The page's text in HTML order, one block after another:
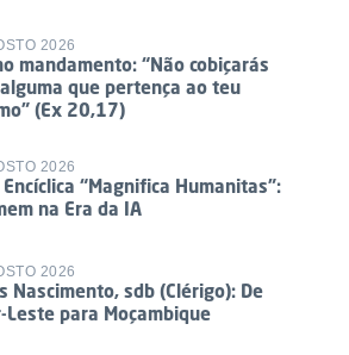
2026
mandamento: “Não cobiçarás
que pertença ao teu
(Ex 20,17)
2026
“Magnifica Humanitas”:
na Era da IA
2026
Nascimento, sdb (Clérigo): De
Leste para Moçambique